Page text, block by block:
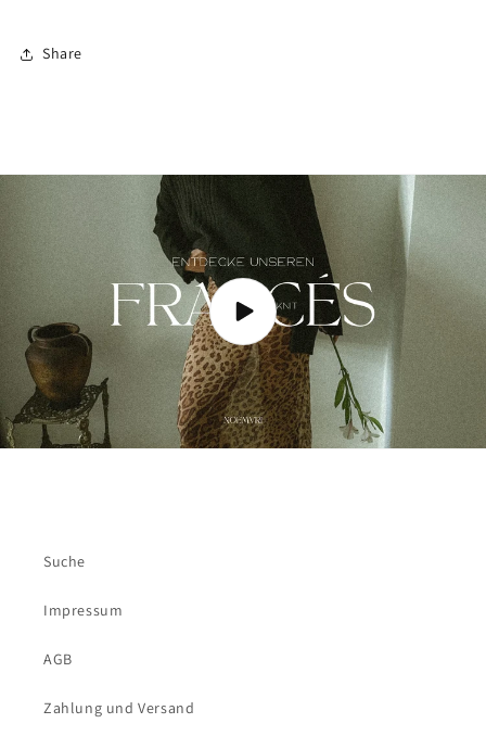
Share
Suche
Impressum
AGB
Zahlung und Versand